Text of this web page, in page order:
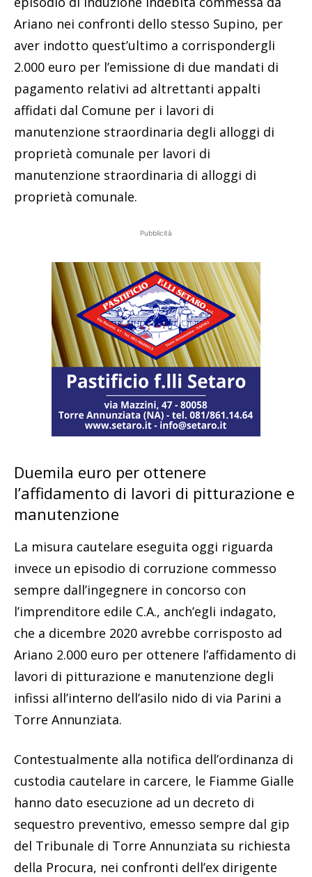
Ariano nei confronti dello stesso Supino, per
aver indotto quest’ultimo a corrispondergli
2.000 euro per l’emissione di due mandati di
pagamento relativi ad altrettanti appalti
affidati dal Comune per i lavori di
manutenzione straordinaria degli alloggi di
proprietà comunale per lavori di
manutenzione straordinaria di alloggi di
proprietà comunale.
Pubblicità
Duemila euro per ottenere
l’affidamento di lavori di pitturazione e
manutenzione
La misura cautelare eseguita oggi riguarda
invece un episodio di corruzione commesso
sempre dall’ingegnere in concorso con
l’imprenditore edile C.A., anch’egli indagato,
che a dicembre 2020 avrebbe corrisposto ad
Ariano 2.000 euro per ottenere l’affidamento di
lavori di pitturazione e manutenzione degli
infissi all’interno dell’asilo nido di via Parini a
Torre Annunziata.
Contestualmente alla notifica dell’ordinanza di
custodia cautelare in carcere, le Fiamme Gialle
hanno dato esecuzione ad un decreto di
sequestro preventivo, emesso sempre dal gip
del Tribunale di Torre Annunziata su richiesta
della Procura, nei confronti dell’ex dirigente